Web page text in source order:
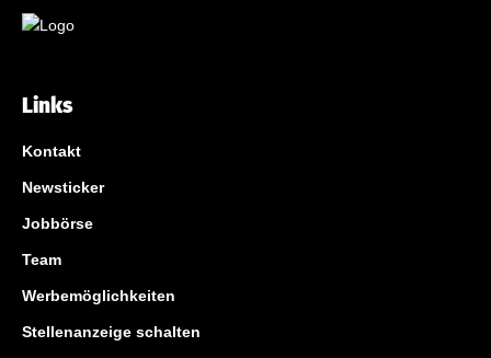
Links
Kontakt
Newsticker
Jobbörse
Team
Werbemöglichkeiten
Stellenanzeige schalten